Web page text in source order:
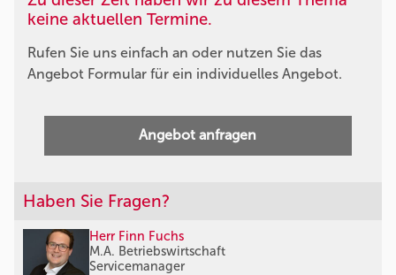
keine aktuellen Termine.
Rufen Sie uns einfach an oder nutzen Sie das
Angebot Formular für ein individuelles Angebot.
Angebot anfragen
Haben Sie Fragen?
Herr Finn Fuchs
M.A. Betriebswirtschaft
Servicemanager